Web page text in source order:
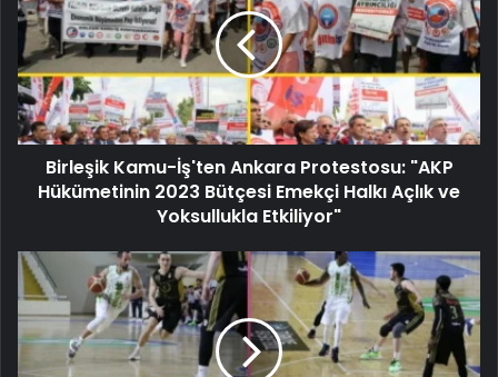
Birleşik Kamu-İş'ten Ankara Protestosu: "AKP
Hükümetinin 2023 Bütçesi Emekçi Halkı Açlık ve
Yoksullukla Etkiliyor"